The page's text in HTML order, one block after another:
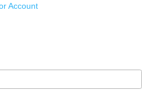
Account